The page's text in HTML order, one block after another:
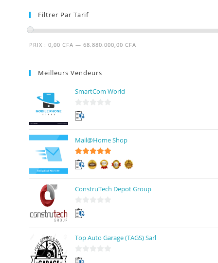
Filtrer Par Tarif
PRIX : 0,00 CFA — 68.880.000,00 CFA
Meilleurs Vendeurs
SmartCom World
0
s
r
5
Mail@Home Shop
5sur 5
ConstruTech Depot Group
0
s
r
Top Auto Garage (TAGS) Sarl
0